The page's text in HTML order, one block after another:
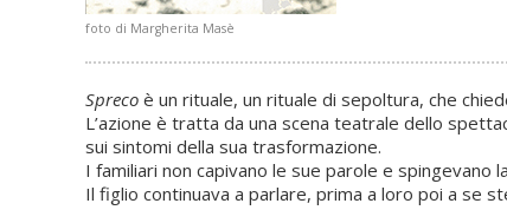
foto di Margherita Masè
Spreco è un rituale, un rituale di sepoltura, che
L’azione è tratta da una scena teatrale dello
sui sintomi della sua trasformazione.
I familiari non capivano le sue parole e
Il figlio continuava a parlare, prima a loro poi a se